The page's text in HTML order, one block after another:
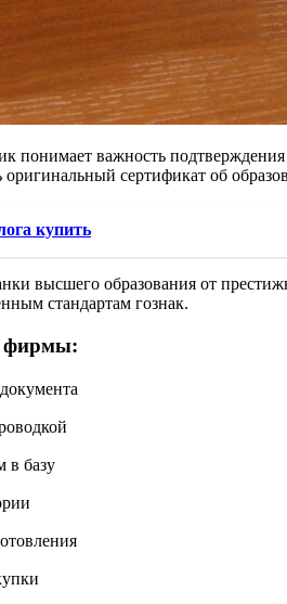
понимает важность
оригинальный сертификат об
купить
высшего образования от
стандартам гознак.
фирмы:
в базу